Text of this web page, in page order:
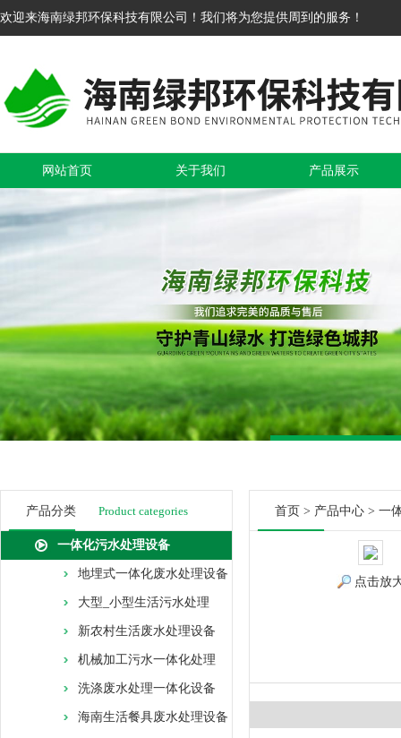
欢迎来海南绿邦环保科技有限公司！我们将为您提供周到的服务！
网站首页 关于我们 产品展示
产品分类 Product categories
一体化污水处理设备
地埋式一体化废水处理设备
大型_小型生活污水处理
新农村生活废水处理设备
机械加工污水一体化处理
洗涤废水处理一体化设备
海南生活餐具废水处理设备
首页 > 产品中心 > 一
点击放